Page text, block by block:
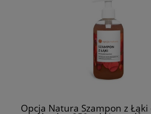
Opcja Natura Szampon z Łąki